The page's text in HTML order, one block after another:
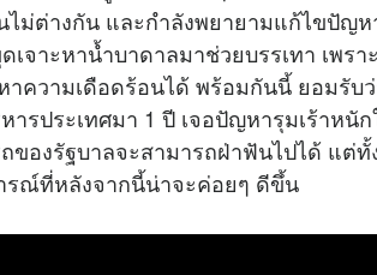
ไม่ต่างกัน และกำลังพยายามแก้ไขปัญ
เจาะหาน้ำบาดาลมาช่วยบรรเทา เพร
าความเดือดร้อนได้ พร้อมกันนี้ ยอมรั
หารประเทศมา 1 ปี เจอปัญหารุมเร้าห
ของรัฐบาลจะสามารถฝ่าฟันไปได้ แต่
ณ์ที่หลังจากนี้น่าจะค่อยๆ ดีขึ้น